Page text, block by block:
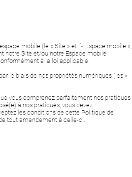
mobile (le « Site » et l’« Espace mobile »,
notre Site et/ou notre Espace mobile
à la loi applicable.
le biais de nos propriétés numériques (les «
vous comprenez parfaitement nos pratiques
à nos pratiques, vous devez
les conditions de cette Politique de
tout amendement à celle-ci.